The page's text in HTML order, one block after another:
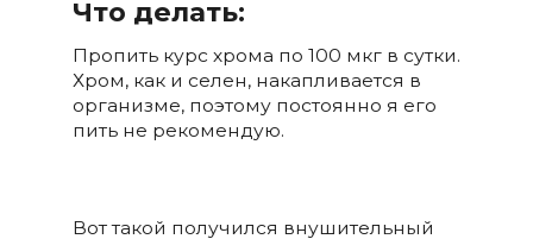
Что делать:
Пропить курс хрома по 100 мкг в сутки.
Хром, как и селен, накапливается в
организме, поэтому постоянно я его
пить не рекомендую.
Вот такой получился внушительный